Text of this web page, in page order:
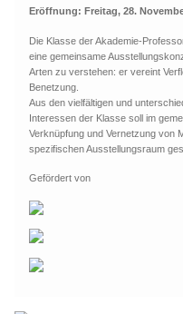
Eröffnung: Freitag, 28.
Die Klasse der Akademie-
eine gemeinsame
Arten zu verstehen: er vereint
Benetzung.
Aus den vielfältigen und
Interessen der Klasse soll im
Verknüpfung und Vernetzung von
spezifischen Ausstellungsraum
Gefördert von